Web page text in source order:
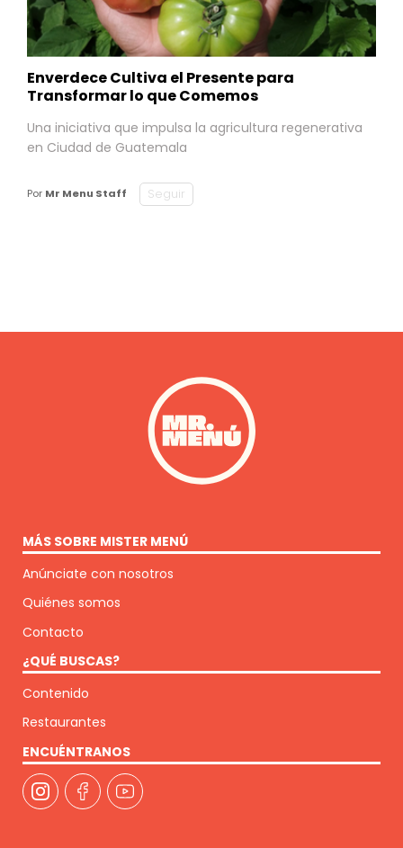
Enverdece Cultiva el Presente para
Transformar lo que Comemos
Una iniciativa que impulsa la agricultura regenerativa
en Ciudad de Guatemala
Por Mr Menu Staff Seguir
MÁS SOBRE MISTER MENÚ
Anúnciate con nosotros
Quiénes somos
Contacto
¿QUÉ BUSCAS?
Contenido
Restaurantes
ENCUÉNTRANOS